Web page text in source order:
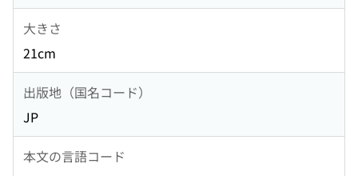
大きさ
21cm
出版地（国名コード）
JP
本文の言語コード